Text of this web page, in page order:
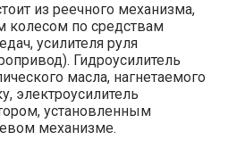
из реечного механизма,
колесом по средствам
усилителя руля
Гидроусилитель
масла, нагнетаемого
электроусилитель
установленным
механизме.